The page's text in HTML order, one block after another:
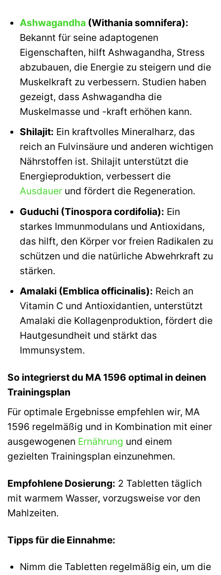
Ashwagandha (Withania somnifera):
Bekannt für seine adaptogenen
Eigenschaften, hilft Ashwagandha, Stress
abzubauen, die Energie zu steigern und die
Muskelkraft zu verbessern. Studien haben
gezeigt, dass Ashwagandha die
Muskelmasse und -kraft erhöhen kann.
Shilajit: Ein kraftvolles Mineralharz, das
reich an Fulvinsäure und anderen wichtigen
Nährstoffen ist. Shilajit unterstützt die
Energieproduktion, verbessert die
Ausdauerund fördert die Regeneration.
Guduchi (Tinospora cordifolia): Ein
starkes Immunmodulans und Antioxidans,
das hilft, den Körper vor freien Radikalen zu
schützen und die natürliche Abwehrkraft zu
stärken.
Amalaki (Emblica officinalis): Reich an
Vitamin C und Antioxidantien, unterstützt
Amalaki die Kollagenproduktion, fördert die
Hautgesundheit und stärkt das
Immunsystem.
So integrierst du MA 1596 optimal in deinen
Trainingsplan
Für optimale Ergebnisse empfehlen wir, MA
1596 regelmäßig und in Kombination mit einer
ausgewogenen Ernährung und einem
gezielten Trainingsplan einzunehmen.
Empfohlene Dosierung: 2 Tabletten täglich
mit warmem Wasser, vorzugsweise vor den
Mahlzeiten.
Tipps für die Einnahme:
Nimm die Tabletten regelmäßig ein, um die